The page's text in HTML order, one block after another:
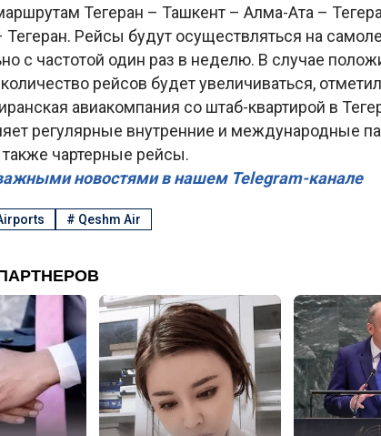
Тегеран – Ташкент – Алма-Ата –
Рейсы будут осуществляться на
с частотой один раз в неделю. В случае
рейсов будет увеличиваться,
авиакомпания со штаб-квартирой в
регулярные внутренние и международные
также чартерные рейсы.
новостями в нашем Telegram-канале
# Qeshm Air